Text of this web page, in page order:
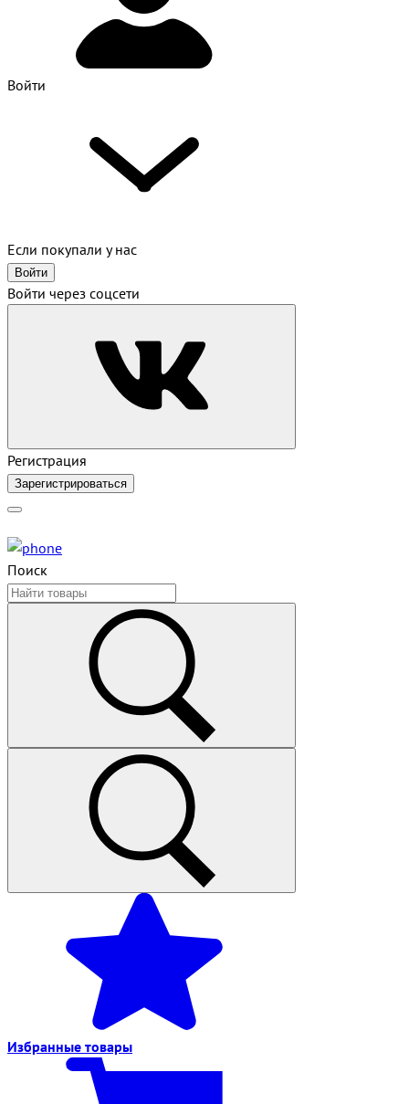
Войти
Если покупали у нас
Войти
Войти через соцсети
Регистрация
Зарегистрироваться
Поиск
Избранные товары